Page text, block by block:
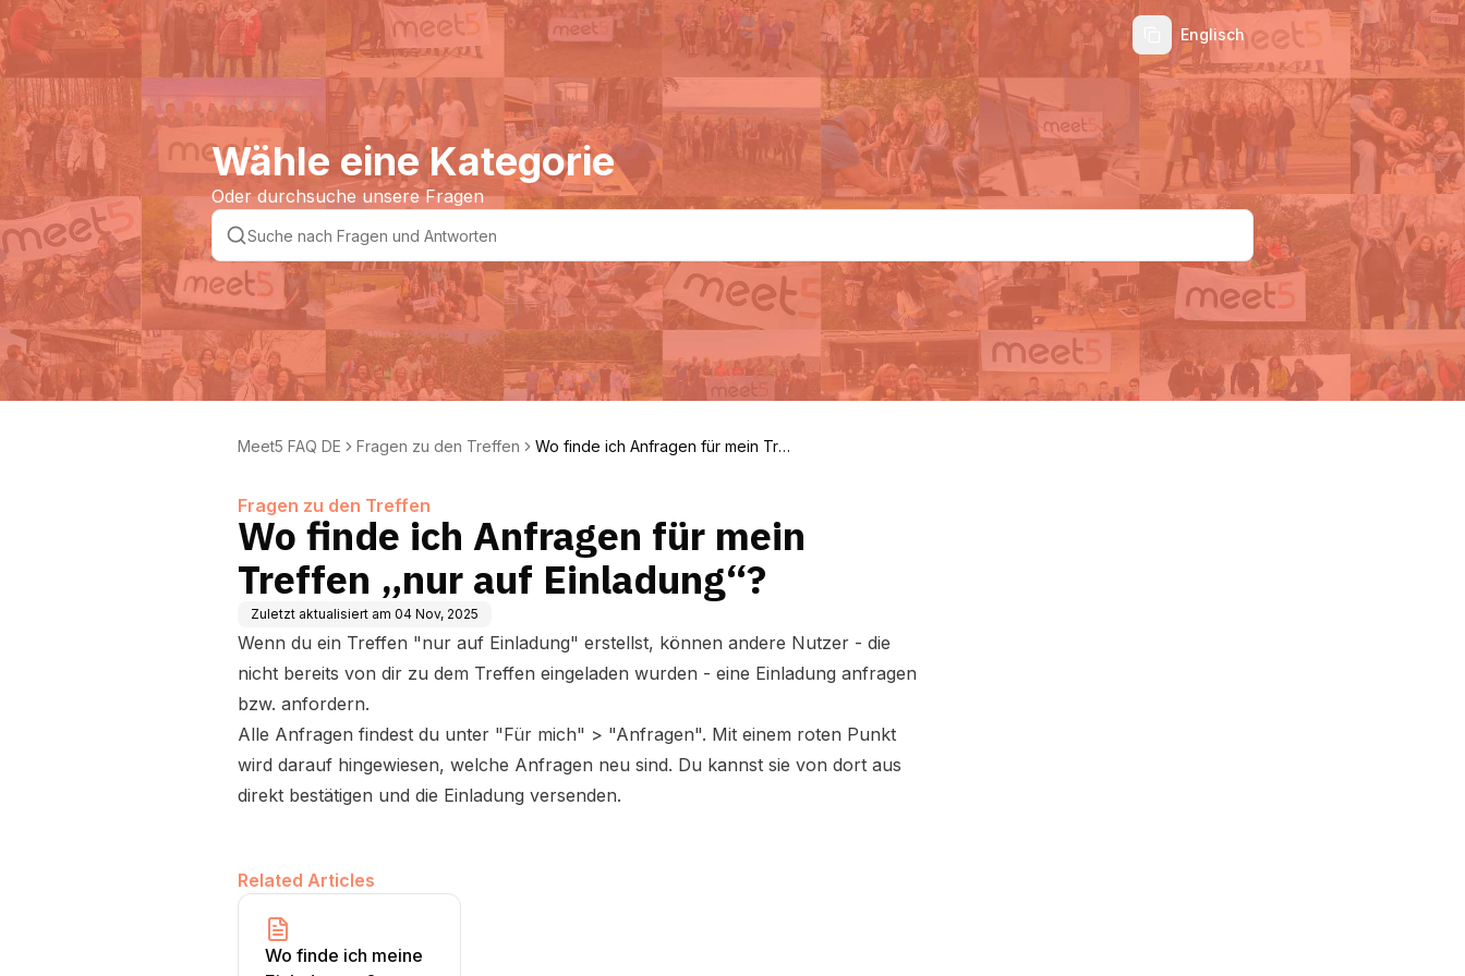
Englisch
Wähle eine Kategorie
Oder durchsuche unsere Fragen
Meet5 FAQ DE Fragen zu den Treffen
Wo finde ich Anfragen für mein Tref
Fragen zu den Treffen
Wo finde ich Anfragen für mein
Treffen „nur auf Einladung“?
Zuletzt aktualisiert am 04 Nov, 2025
Wenn du ein Treffen "nur auf Einladung" erstellst, können andere Nutzer - die
nicht bereits von dir zu dem Treffen eingeladen wurden - eine Einladung anfragen
bzw. anfordern.
Alle Anfragen findest du unter "Für mich" > "Anfragen". Mit einem roten Punkt
wird darauf hingewiesen, welche Anfragen neu sind. Du kannst sie von dort aus
direkt bestätigen und die Einladung versenden.
Related Articles
Wo finde ich meine